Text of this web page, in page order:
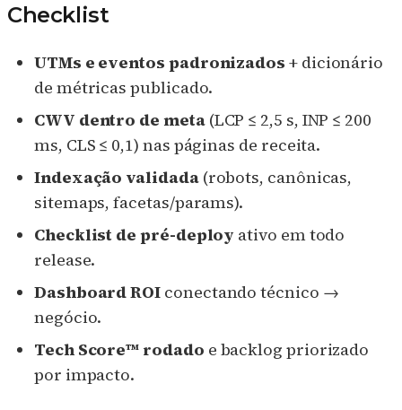
Checklist
UTMs e eventos padronizados + dicionário
de métricas publicado.
CWV dentro de meta(LCP ≤ 2,5 s, INP ≤ 200
ms, CLS ≤ 0,1) nas páginas de receita.
Indexação validada(robots, canônicas,
sitemaps, facetas/params).
Checklist de pré-deploy ativo em todo
release.
Dashboard ROI conectando técnico →
negócio.
Tech Score™ rodado e backlog priorizado
por impacto.